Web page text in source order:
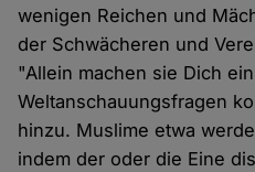
wenigen Reichen und
der Schwächeren und
"Allein machen sie Dich
Weltanschauungsfragen
hinzu. Muslime etwa
indem der oder die Eine